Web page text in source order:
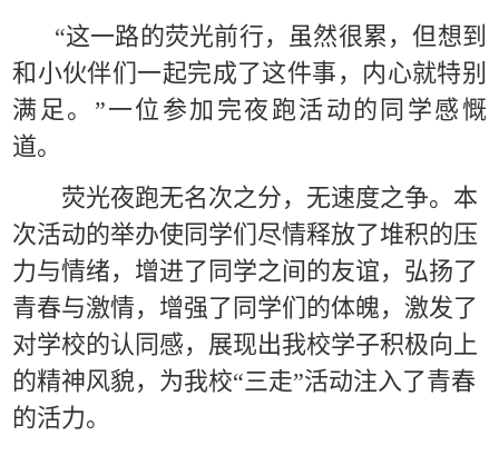
“这一路的荧光前行， 虽然很累 ，但想到
和小伙伴们一起完成了这件事 ， 内心就特别
满足。 ”一位参加完夜跑活动的同学感慨
道。
荧光夜跑无名次之分， 无速度之争。 本
次活动的举办使同学们尽情释放了堆积的压
力与情绪， 增进了同学之间的友谊，弘扬了
青春与激情， 增强了同学们的体魄，激发了
对学校的认同感，展现出我校学子积极向上
的精神风貌， 为我校“三走”活动注入了青春
的活力。